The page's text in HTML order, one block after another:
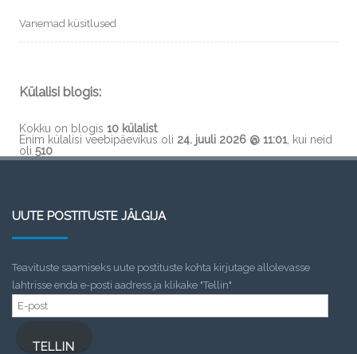
Vanemad küsitlused
Külalisi blogis:
Kokku on blogis 10 külalist.
Enim külalisi veebipäevikus oli 24. juuli 2026 @ 11:01 , kui neid
oli 510
UUTE POSTITUSTE JÄLGIJA
Teavituste saamiseks uute postituste kohta kirjutage allolevasse
lahtrisse enda e-posti aadress ja klikake "Tellin"
E-
post
TELLIN